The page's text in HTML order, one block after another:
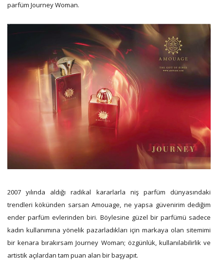
parfüm Journey Woman.
2007 yılında aldığı radikal kararlarla niş parfüm dünyasındaki
trendleri kökünden sarsan Amouage, ne yapsa güvenirim dediğim
ender parfüm evlerinden biri. Böylesine güzel bir parfümü sadece
kadın kullanımına yönelik pazarladıkları için markaya olan sitemimi
bir kenara bırakırsam Journey Woman; özgünlük, kullanılabilirlik ve
artistik açılardan tam puan alan bir başyapıt.